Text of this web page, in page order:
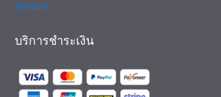
ติดต่อเรา
บริการชำระเงิน